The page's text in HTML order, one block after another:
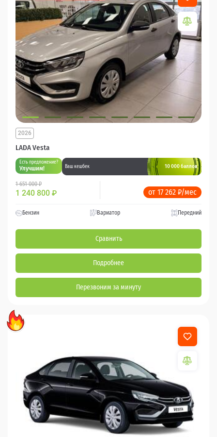
LADA Vesta
2026
Есть предложение?
Улучшим! Ваш кешбек 10 000 баллов
1 651 000 ₽
1 240 800 ₽ от 17 262 ₽/мес
Бензин Вариатор Передний
Сравнить
Подробнее
Перезвоним за минуту